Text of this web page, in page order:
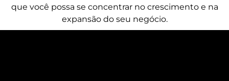
que você possa se concentrar no crescimento e na
expansão do seu negócio.